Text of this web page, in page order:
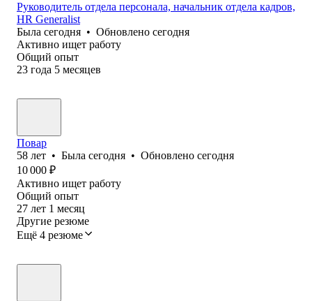
Руководитель отдела персонала, начальник отдела кадров,
HR Generalist
Была сегодня • Обновлено сегодня
Активно ищет работу
Общий опыт
23 года 5 месяцев
Повар
58 лет • Была сегодня • Обновлено сегодня
10 000 ₽
Активно ищет работу
Общий опыт
27 лет 1 месяц
Другие резюме
Ещё 4 резюме